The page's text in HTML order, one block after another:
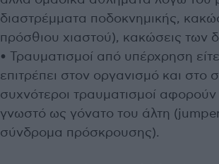
διαστρέμματα ποδοκνημικής,
πρόσθιου χιαστού), κακώσεις των
• Τραυματισμοί από υπέρχρηση
επιτρέπει στον οργανισμό και
συχνότεροι τραυματισμοί αφορούν
γνωστό ως γόνατο του άλτη
σύνδρομα πρόσκρουσης).